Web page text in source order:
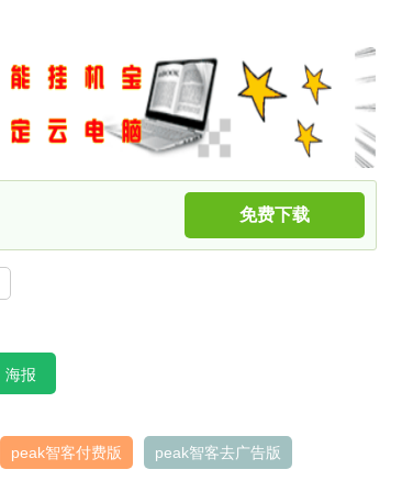
免费下载
海报
peak智客付费版
peak智客去广告版